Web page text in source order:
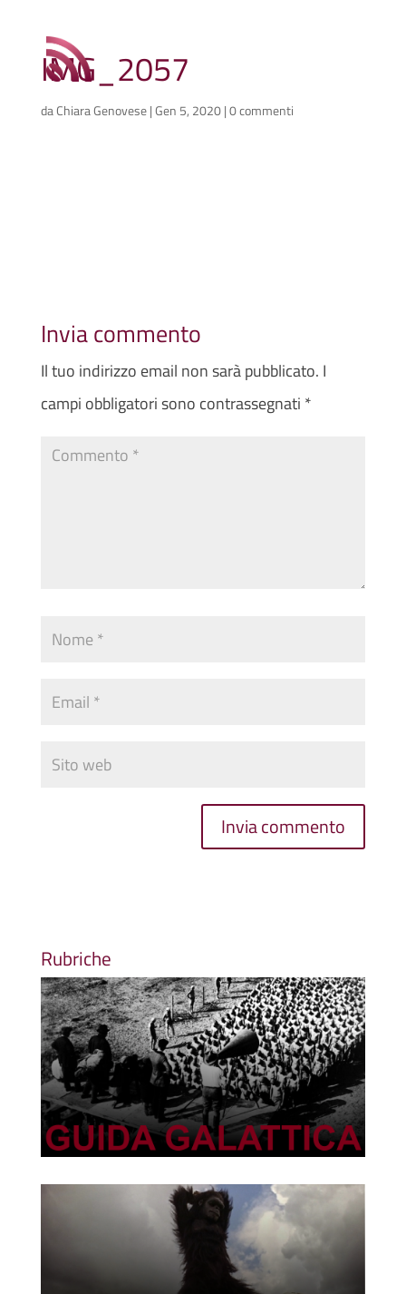
IMG_2057
daChiara Genovese|Gen 5, 2020|0 commenti
Invia commento
Il tuo indirizzo email non sarà pubblicato. I
campi obbligatori sono contrassegnati *
Rubriche